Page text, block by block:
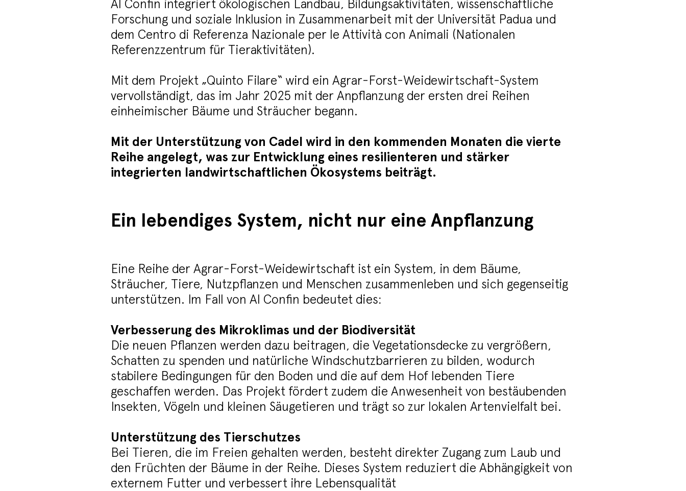
Al Confin integriert ökologischen Landbau, Bildungsaktivitäten, wissenschaftliche
Forschung und soziale Inklusion in Zusammenarbeit mit der Universität Padua und
dem Centro di Referenza Nazionale per le Attività con Animali (Nationalen
Referenzzentrum für Tieraktivitäten).
Mit dem Projekt „Quinto Filare“ wird ein Agrar-Forst-Weidewirtschaft-System
vervollständigt, das im Jahr 2025 mit der Anpflanzung der ersten drei Reihen
einheimischer Bäume und Sträucher begann.
Mit der Unterstützung von Cadel wird in den kommenden Monaten die vierte
Reihe angelegt, was zur Entwicklung eines resilienteren und stärker
integrierten landwirtschaftlichen Ökosystems beiträgt.
Ein lebendiges System, nicht nur eine Anpflanzung
Eine Reihe der Agrar-Forst-Weidewirtschaft ist ein System, in dem Bäume,
Sträucher, Tiere, Nutzpflanzen und Menschen zusammenleben und sich gegenseitig
unterstützen. Im Fall von Al Confin bedeutet dies:
Verbesserung des Mikroklimas und der Biodiversität
Die neuen Pflanzen werden dazu beitragen, die Vegetationsdecke zu vergrößern,
Schatten zu spenden und natürliche Windschutzbarrieren zu bilden, wodurch
stabilere Bedingungen für den Boden und die auf dem Hof lebenden Tiere
geschaffen werden. Das Projekt fördert zudem die Anwesenheit von bestäubenden
Insekten, Vögeln und kleinen Säugetieren und trägt so zur lokalen Artenvielfalt bei.
Unterstützung des Tierschutzes
Bei Tieren, die im Freien gehalten werden, besteht direkter Zugang zum Laub und
den Früchten der Bäume in der Reihe. Dieses System reduziert die Abhängigkeit von
externem Futter und verbessert ihre Lebensqualität